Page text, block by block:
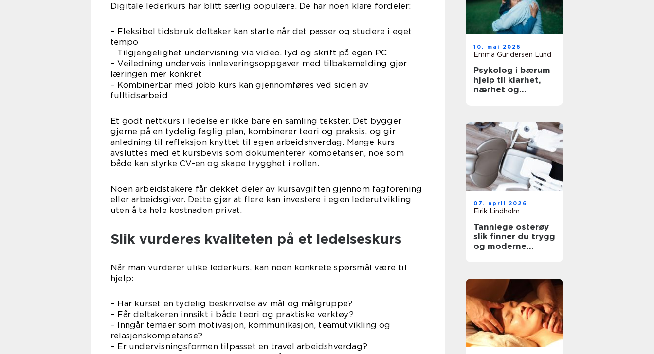
Digitale lederkurs har blitt særlig populære. De har noen klare fordeler:
– Fleksibel tidsbruk deltaker kan starte når det passer og studere i eget
tempo
– Tilgjengelighet undervisning via video, lyd og skrift på egen PC
– Veiledning underveis innleveringsoppgaver med tilbakemelding gjør
læringen mer konkret
– Kombinerbar med jobb kurs kan gjennomføres ved siden av
fulltidsarbeid
Et godt nettkurs i ledelse er ikke bare en samling tekster. Det bygger
gjerne på en tydelig faglig plan, kombinerer teori og praksis, og gir
anledning til refleksjon knyttet til egen arbeidshverdag. Mange kurs
avsluttes med et kursbevis som dokumenterer kompetansen, noe som
både kan styrke CV-en og skape trygghet i rollen.
Noen arbeidstakere får dekket deler av kursavgiften gjennom fagforening
eller arbeidsgiver. Dette gjør at flere kan investere i egen lederutvikling
uten å ta hele kostnaden privat.
Slik vurderes kvaliteten på et ledelseskurs
Når man vurderer ulike lederkurs, kan noen konkrete spørsmål være til
hjelp:
– Har kurset en tydelig beskrivelse av mål og målgruppe?
– Får deltakeren innsikt i både teori og praktiske verktøy?
– Inngår temaer som motivasjon, kommunikasjon, teamutvikling og
relasjonskompetanse?
– Er undervisningsformen tilpasset en travel arbeidshverdag?
10. mai 2026
Emma Gundersen Lund
Psykolog i bærum
hjelp til klarhet,
nærhet og
07. april 2026
Eirik Lindholm
Tannlege osterøy
slik finner du trygg
og moderne